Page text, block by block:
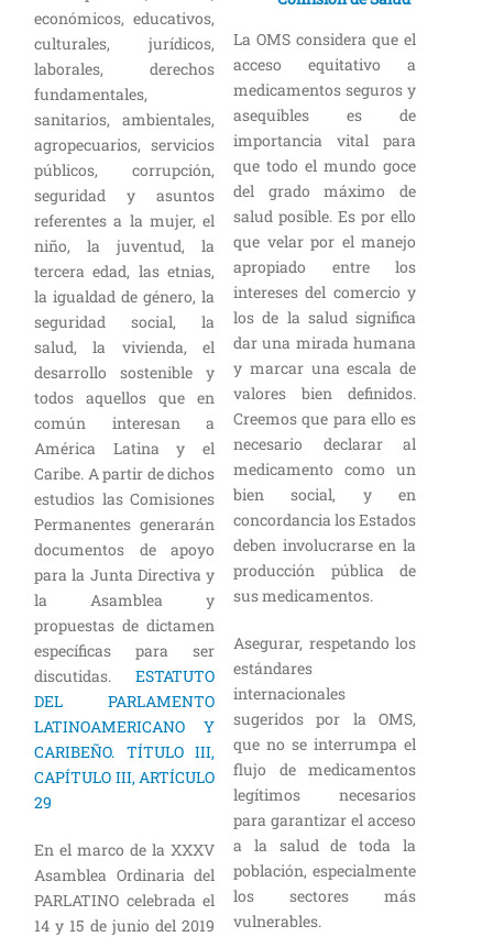
económicos, educativos,
culturales, jurídicos,
laborales, derechos
fundamentales,
sanitarios, ambientales,
agropecuarios, servicios
públicos, corrupción,
seguridad y asuntos
referentes a la mujer, el
niño, la juventud, la
tercera edad, las etnias,
la igualdad de género, la
seguridad social, la
salud, la vivienda, el
desarrollo sostenible y
todos aquellos que en
común interesan a
América Latina y el
Caribe. A partir de dichos
estudios las Comisiones
Permanentes generarán
documentos de apoyo
para la Junta Directiva y
la Asamblea y
propuestas de dictamen
específicas para ser
discutidas. ESTATUTO
DEL PARLAMENTO
LATINOAMERICANO Y
CARIBEÑO. TÍTULO III,
CAPÍTULO III, ARTÍCULO
29
En el marco de la XXXV
Asamblea Ordinaria del
PARLATINO celebrada el
14 y 15 de junio del 2019
La OMS considera que el
acceso equitativo a
medicamentos seguros y
asequibles es de
importancia vital para
que todo el mundo goce
del grado máximo de
salud posible. Es por ello
que velar por el manejo
apropiado entre los
intereses del comercio y
los de la salud significa
dar una mirada humana
y marcar una escala de
valores bien definidos.
Creemos que para ello es
necesario declarar al
medicamento como un
bien social, y en
concordancia los Estados
deben involucrarse en la
producción pública de
sus medicamentos.
Asegurar, respetando los
estándares
internacionales
sugeridos por la OMS,
que no se interrumpa el
flujo de medicamentos
legítimos necesarios
para garantizar el acceso
a la salud de toda la
población, especialmente
los sectores más
vulnerables.